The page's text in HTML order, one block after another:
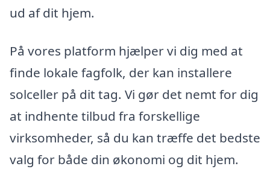
ud af dit hjem.
På vores platform hjælper vi dig med at
finde lokale fagfolk, der kan installere
solceller på dit tag. Vi gør det nemt for dig
at indhente tilbud fra forskellige
virksomheder, så du kan træffe det bedste
valg for både din økonomi og dit hjem.